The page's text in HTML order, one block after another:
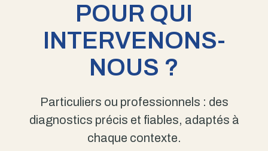
POUR QUI
INTERVENONS-
NOUS ?
Particuliers ou professionnels : des
diagnostics précis et fiables, adaptés à
chaque contexte.